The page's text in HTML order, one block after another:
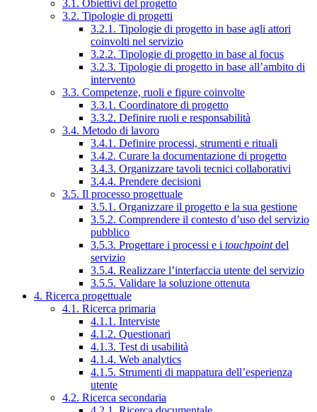
3.1. Obiettivi del progetto
3.2. Tipologie di progetti
3.2.1. Tipologie di progetto in base agli attori
coinvolti nel servizio
3.2.2. Tipologie di progetto in base al focus
3.2.3. Tipologie di progetto in base all’ambito di
intervento
3.3. Competenze, ruoli e figure coinvolte
3.3.1. Coordinatore di progetto
3.3.2. Definire ruoli e responsabilità
3.4. Metodo di lavoro
3.4.1. Definire processi, strumenti e rituali
3.4.2. Curare la documentazione di progetto
3.4.3. Organizzare tavoli tecnici collaborativi
3.4.4. Prendere decisioni
3.5. Il processo progettuale
3.5.1. Organizzare il progetto e la sua gestione
3.5.2. Comprendere il contesto d’uso del servizio
pubblico
3.5.3. Progettare i processi e i touchpointdel
servizio
3.5.4. Realizzare l’interfaccia utente del servizio
3.5.5. Validare la soluzione ottenuta
4. Ricerca progettuale
4.1. Ricerca primaria
4.1.1. Interviste
4.1.2. Questionari
4.1.3. Test di usabilità
4.1.4. Web analytics
4.1.5. Strumenti di mappatura dell’esperienza
utente
4.2. Ricerca secondaria